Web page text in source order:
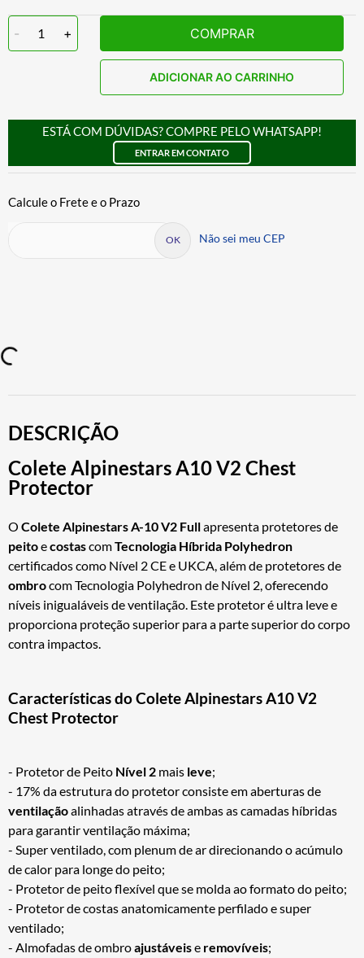
- 1 + COMPRAR
ADICIONAR AO CARRINHO
ESTÁ COM DÚVIDAS? COMPRE PELO WHATSAPP!
ENTRAR EM CONTATO
Não sei meu CEP
DESCRIÇÃO
Colete Alpinestars A10 V2 Chest
Protector
O Colete Alpinestars A-10 V2 Fullapresenta protetores de
peitoecostascomTecnologia Híbrida Polyhedron
certificados como Nível 2 CE e UKCA, além de protetores de
ombrocom Tecnologia Polyhedron de Nível 2, oferecendo
níveis inigualáveis de ventilação. Este protetor é ultra leve e
proporciona proteção superior para a parte superior do corpo
contra impactos.
Características do Colete Alpinestars A10 V2
Chest Protector
- Protetor de Peito Nível 2 mais leve;
- 17% da estrutura do protetor consiste em aberturas de
ventilaçãoalinhadas através de ambas as camadas híbridas
para garantir ventilação máxima;
- Super ventilado, com plenum de ar direcionando o acúmulo
de calor para longe do peito;
- Protetor de peito flexível que se molda ao formato do peito;
- Protetor de costas anatomicamente perfilado e super
ventilado;
- Almofadas de ombroajustáveise removíveis;